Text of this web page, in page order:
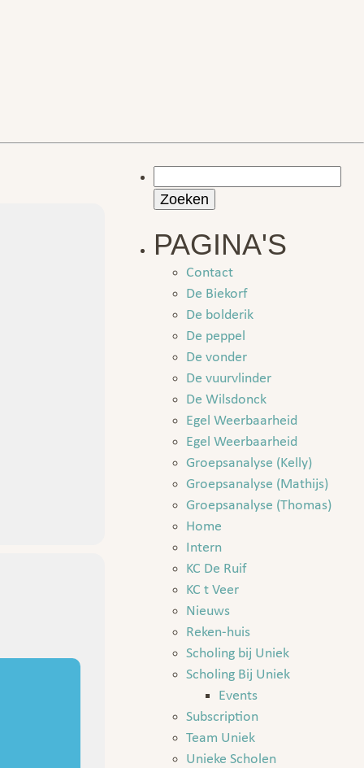
naar:
PAGINA'S
Contact
De Biekorf
De bolderik
De peppel
De vonder
De vuurvlinder
De Wilsdonck
Egel Weerbaarheid
Egel Weerbaarheid
Groepsanalyse (Kelly)
Groepsanalyse (Mathijs)
Groepsanalyse (Thomas)
Home
Intern
KC De Ruif
KC t Veer
Nieuws
Reken-huis
Scholing bij Uniek
Scholing Bij Uniek
Events
Subscription
Team Uniek
Unieke Scholen